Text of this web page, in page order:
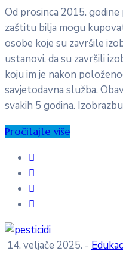
Od prosinca 2015.
zaštitu bilja mogu
osobe koje su završile
ustanovi, da su završili
koju im je nakon
savjetodavna služba.
svakih 5 godina.
Pročitajte više
14. veljače 2025. -